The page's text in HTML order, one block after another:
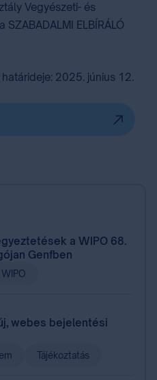
Vegyészeti- és
ELBÍRÁLÓ
2025. június 12.
a WIPO 68.
Genfben
WIPO
webes bejelentési
Tájékoztatás